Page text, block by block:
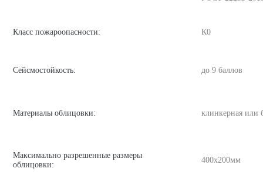
Класс пожароопасности: К0
Сейсмостойкость: до 9 баллов
Материалы облицовки: клинкерная или
Максимально разрешенные размеры
облицовки:
400х200мм